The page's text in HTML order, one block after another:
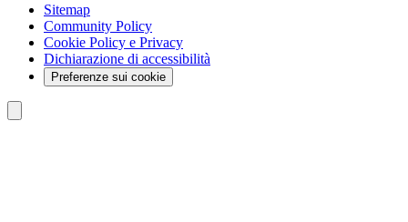
Sitemap
Community Policy
Cookie Policy e Privacy
Dichiarazione di accessibilità
Preferenze sui cookie